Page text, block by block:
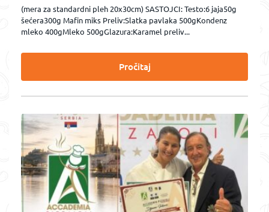
(mera za standardni pleh 20x30cm) SASTOJCI: Testo:6 jaja50g
šećera300g Mafin miks Preliv:Slatka pavlaka 500gKondenz
mleko 400gMleko 500gGlazura:Karamel preliv...
Pročitaj